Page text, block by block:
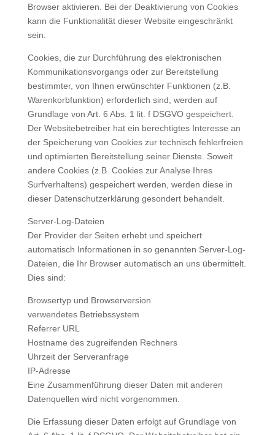
Browser aktivieren. Bei der Deaktivierung von Cookies
kann die Funktionalität dieser Website eingeschränkt
sein.
Cookies, die zur Durchführung des elektronischen
Kommunikationsvorgangs oder zur Bereitstellung
bestimmter, von Ihnen erwünschter Funktionen (z.B.
Warenkorbfunktion) erforderlich sind, werden auf
Grundlage von Art. 6 Abs. 1 lit. f DSGVO gespeichert.
Der Websitebetreiber hat ein berechtigtes Interesse an
der Speicherung von Cookies zur technisch fehlerfreien
und optimierten Bereitstellung seiner Dienste. Soweit
andere Cookies (z.B. Cookies zur Analyse Ihres
Surfverhaltens) gespeichert werden, werden diese in
dieser Datenschutzerklärung gesondert behandelt.
Server-Log-Dateien
Der Provider der Seiten erhebt und speichert
automatisch Informationen in so genannten Server-Log-
Dateien, die Ihr Browser automatisch an uns übermittelt.
Dies sind:
Browsertyp und Browserversion
verwendetes Betriebssystem
Referrer URL
Hostname des zugreifenden Rechners
Uhrzeit der Serveranfrage
IP-Adresse
Eine Zusammenführung dieser Daten mit anderen
Datenquellen wird nicht vorgenommen.
Die Erfassung dieser Daten erfolgt auf Grundlage von